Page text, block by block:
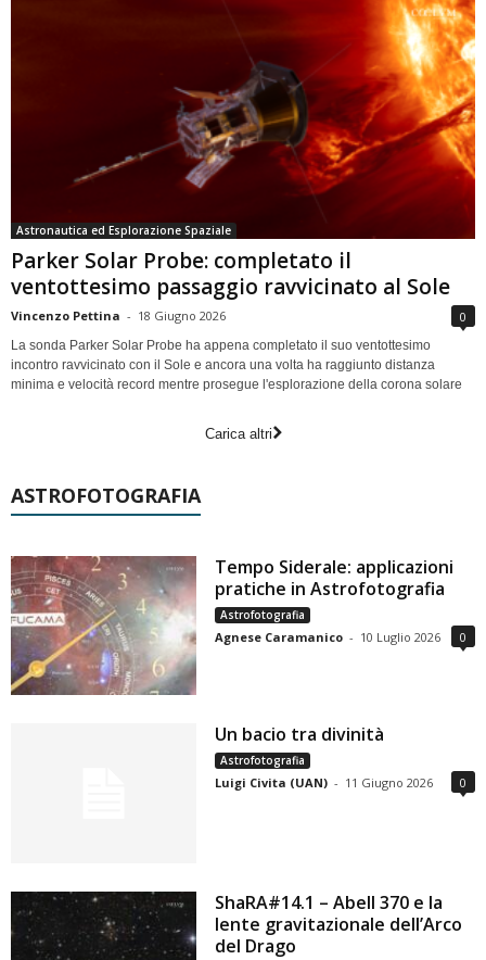
Astronautica ed Esplorazione Spaziale
Parker Solar Probe: completato il
ventottesimo passaggio ravvicinato al Sole
Vincenzo Pettina - 18 Giugno 2026 0
La sonda Parker Solar Probe ha appena completato il suo ventottesimo
incontro ravvicinato con il Sole e ancora una volta ha raggiunto distanza
minima e velocità record mentre prosegue l'esplorazione della corona solare
Carica altri
ASTROFOTOGRAFIA
Tempo Siderale: applicazioni
pratiche in Astrofotografia
Astrofotografia
Agnese Caramanico - 10 Luglio 2026 0
Un bacio tra divinità
Astrofotografia
Luigi Civita (UAN) - 11 Giugno 2026 0
ShaRA#14.1 – Abell 370 e la
lente gravitazionale dell’Arco
del Drago